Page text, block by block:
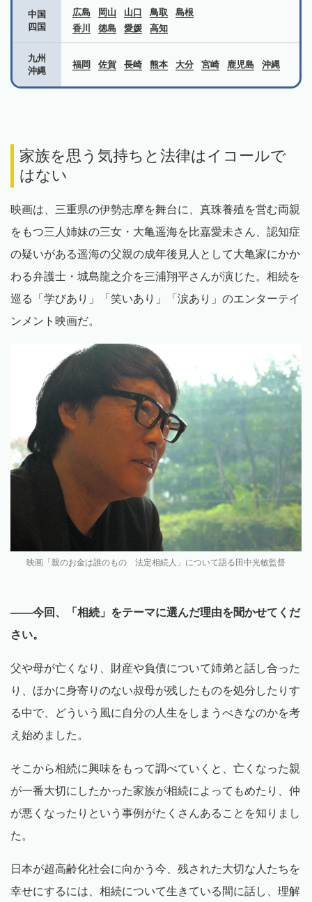
中国
四国
広島 岡山 山口 鳥取
島根
香川
徳島 愛媛 高知
九州
沖縄
福岡 佐賀 長崎 熊本 大分 宮崎 鹿児島 沖縄
家族を思う気持ちと法律はイコールで
はない
映画は、三重県の伊勢志摩を舞台に、真珠養殖を営む両親
をもつ三人姉妹の三女・大亀遥海を比嘉愛未さん、認知症
の疑いがある遥海の父親の成年後見人として大亀家にかか
わる弁護士・城島龍之介を三浦翔平さんが演じた。相続を
巡る「学びあり」「笑いあり」「涙あり」のエンターテイ
ンメント映画だ。
映画「親のお金は誰のもの 法定相続人」について語る田中光敏監督
——今回、「相続」をテーマに選んだ理由を聞かせてくだ
さい。
父や母が亡くなり、財産や負債について姉弟と話し合った
り、ほかに身寄りのない叔母が残したものを処分したりす
る中で、どういう風に自分の人生をしまうべきなのかを考
え始めました。
そこから相続に興味をもって調べていくと、亡くなった親
が一番大切にしたかった家族が相続によってもめたり、仲
が悪くなったりという事例がたくさんあることを知りまし
た。
日本が超高齢化社会に向かう今、残された大切な人たちを
幸せにするには、相続について生きている間に話し、理解